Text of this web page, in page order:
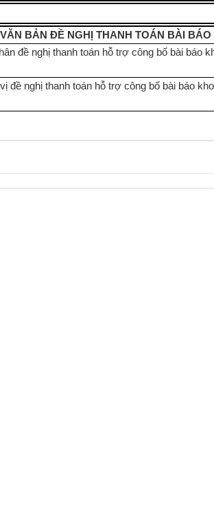
BẢN ĐỀ NGHỊ THANH TOÁN BÀI BÁO
đề nghị thanh toán hỗ trợ công bố bài báo
đề nghị thanh toán hỗ trợ công bố bài báo